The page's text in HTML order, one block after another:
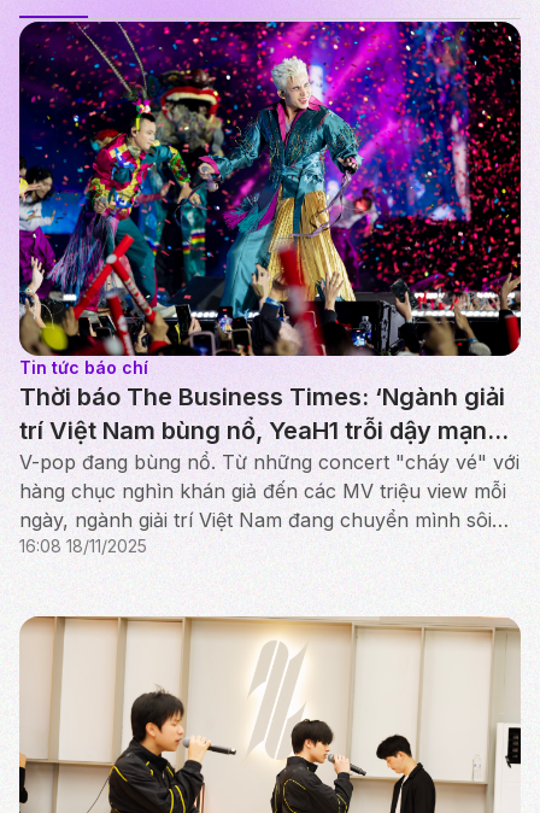
Tin tức báo chí
Thời báo The Business Times: ‘Ngành giải
trí Việt Nam bùng nổ, YeaH1 trỗi dậy mạnh
mẽ’
V-pop đang bùng nổ. Từ những concert "cháy vé" với
hàng chục nghìn khán giả đến các MV triệu view mỗi
ngày, ngành giải trí Việt Nam đang chuyển mình sôi
động.
16:08 18/11/2025